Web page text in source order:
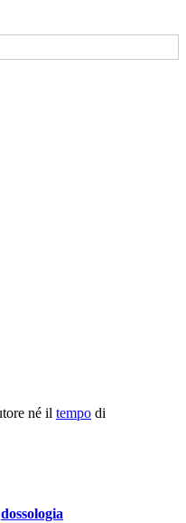
né il tempo di
dossologia